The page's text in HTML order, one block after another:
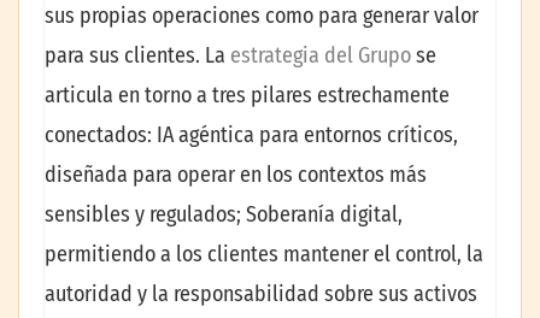
sus propias operaciones como para generar valor
para sus clientes. La estrategia del Grupose
articula en torno a tres pilares estrechamente
conectados: IA agéntica para entornos críticos,
diseñada para operar en los contextos más
sensibles y regulados; Soberanía digital,
permitiendo a los clientes mantener el control, la
autoridad y la responsabilidad sobre sus activos